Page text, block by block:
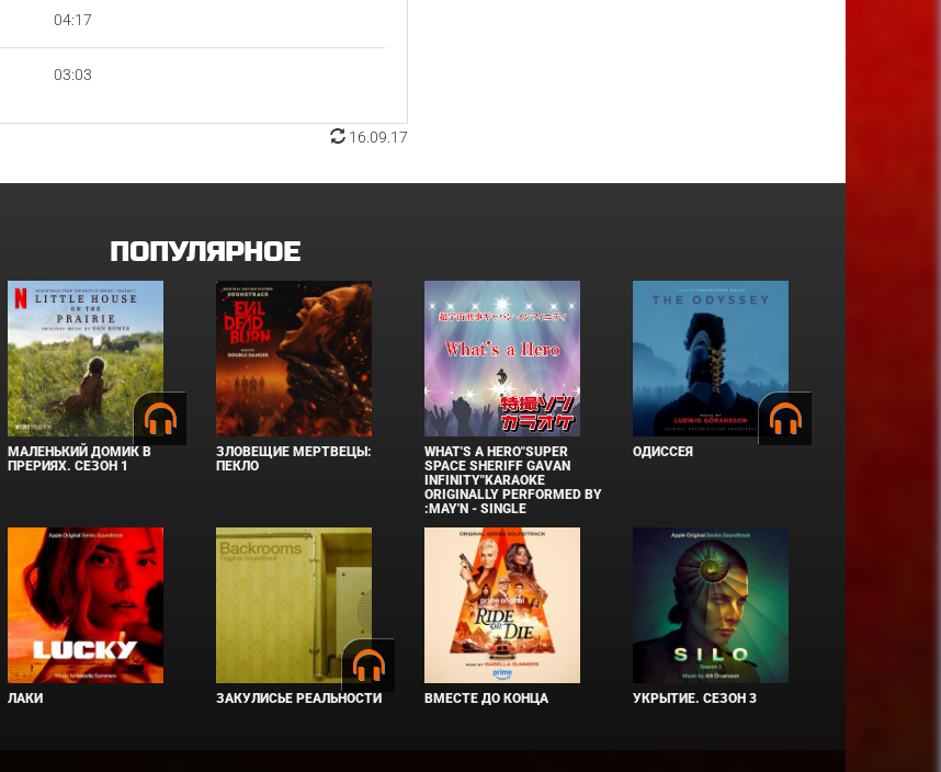
04:17
03:03
16.09.17
ПОПУЛЯРНОЕ
МАЛЕНЬКИЙ ДОМИК В
ПРЕРИЯХ. СЕЗОН 1
ЗЛОВЕЩИЕ МЕРТВЕЦЫ:
ПЕКЛО
WHAT'S A HERO"SUPER
SPACE SHERIFF GAVAN
INFINITY"KARAOKE
ORIGINALLY PERFORMED BY
:MAY'N - SINGLE
ОДИССЕЯ
ЛАКИ ЗАКУЛИСЬЕ РЕАЛЬНОСТИ ВМЕСТЕ ДО КОНЦА УКРЫТИЕ. СЕЗОН 3